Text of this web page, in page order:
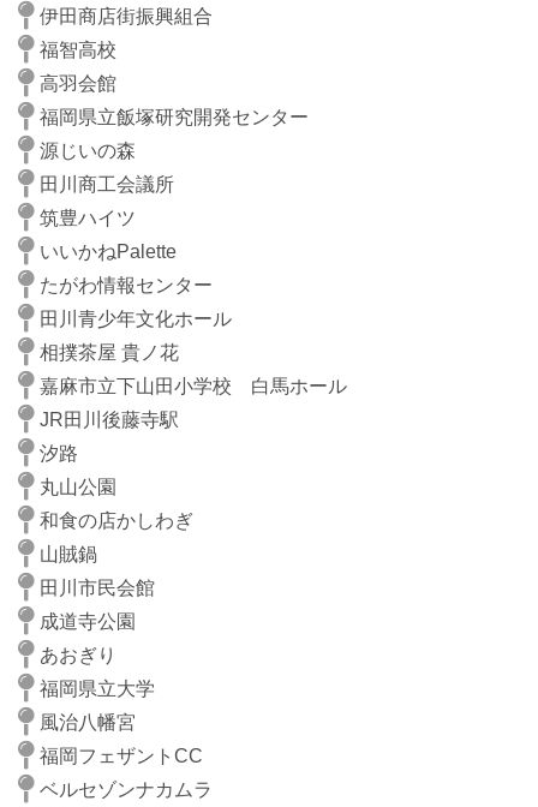
伊田商店街振興組合
福智高校
高羽会館
福岡県立飯塚研究開発センター
源じいの森
田川商工会議所
筑豊ハイツ
いいかねPalette
たがわ情報センター
田川青少年文化ホール
相撲茶屋 貴ノ花
嘉麻市立下山田小学校 白馬ホール
JR田川後藤寺駅
汐路
丸山公園
和食の店かしわぎ
山賊鍋
田川市民会館
成道寺公園
あおぎり
福岡県立大学
風治八幡宮
福岡フェザントCC
ベルセゾンナカムラ